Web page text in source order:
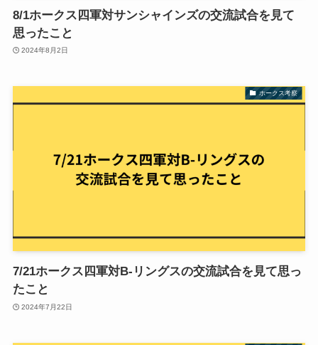
8/1ホークス四軍対サンシャインズの交流試合を見て
思ったこと
2024年8月2日
ホークス考察
7/21ホークス四軍対B-リングスの交流試合を見て思っ
たこと
2024年7月22日